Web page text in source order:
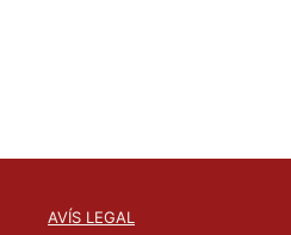
AVÍS LEGAL